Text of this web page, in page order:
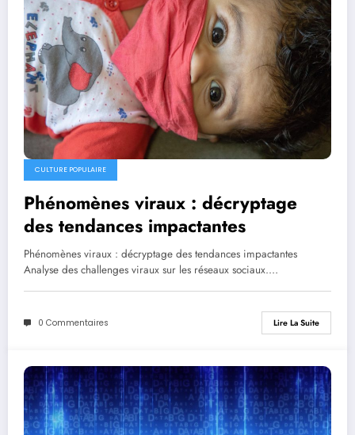
CULTURE POPULAIRE
Phénomènes viraux : décryptage
des tendances impactantes
Phénomènes viraux : décryptage des tendances impactantes
Analyse des challenges viraux sur les réseaux sociaux.…
0 Commentaires Lire La Suite